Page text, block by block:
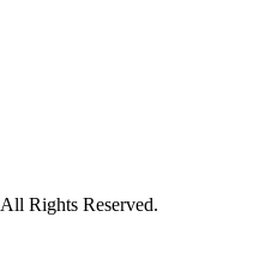
Rights Reserved.